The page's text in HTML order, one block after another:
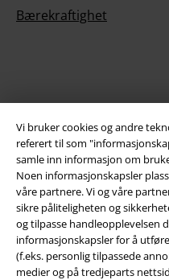
Vi bruker cookies og andre
referert til som
samle inn informasjon om
Noen informasjonskapsler
våre partnere. Vi og våre
sikre påliteligheten og
og tilpasse handleopplevelsen
informasjonskapsler for å
(f.eks. personlig tilpassede
medier og på tredjeparts
Bærekraftighet